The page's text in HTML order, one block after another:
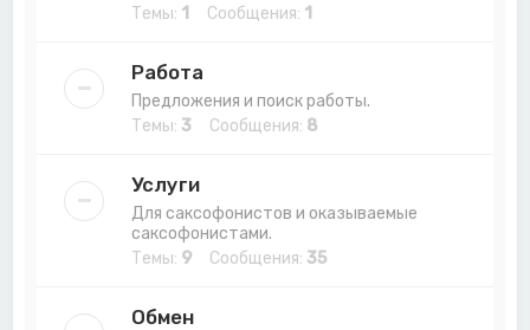
Темы: 1 Сообщения: 1
Работа
Предложения и поиск работы.
Темы: 3 Сообщения: 8
Услуги
Для саксофонистов и оказываемые
саксофонистами.
Темы: 9 Сообщения: 35
Обмен